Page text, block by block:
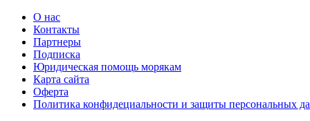
О нас
Контакты
Партнеры
Подписка
Юридическая помощь морякам
Карта сайта
Оферта
Политика конфидециальности и защиты персональных